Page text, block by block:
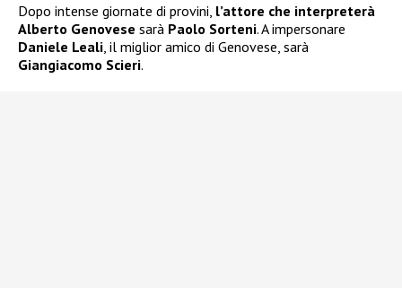
Dopo intense giornate di provini, l’attore che interpreterà
Alberto Genovese sarà Paolo Sorteni. A impersonare
Daniele Leali , il miglior amico di Genovese, sarà
Giangiacomo Scieri.